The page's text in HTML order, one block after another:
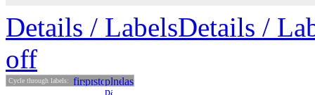
Details / LabelsDetails /
off
Cycle through labels: